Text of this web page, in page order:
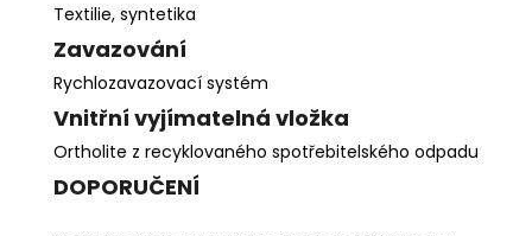
Textilie, syntetika
Zavazování
Rychlozavazovací systém
Vnitřní vyjímatelná vložka
Ortholite z recyklovaného spotřebitelského odpadu
DOPORUČENÍ